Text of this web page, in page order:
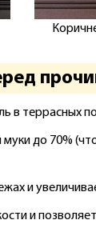
в террасных
до 70%
и
и